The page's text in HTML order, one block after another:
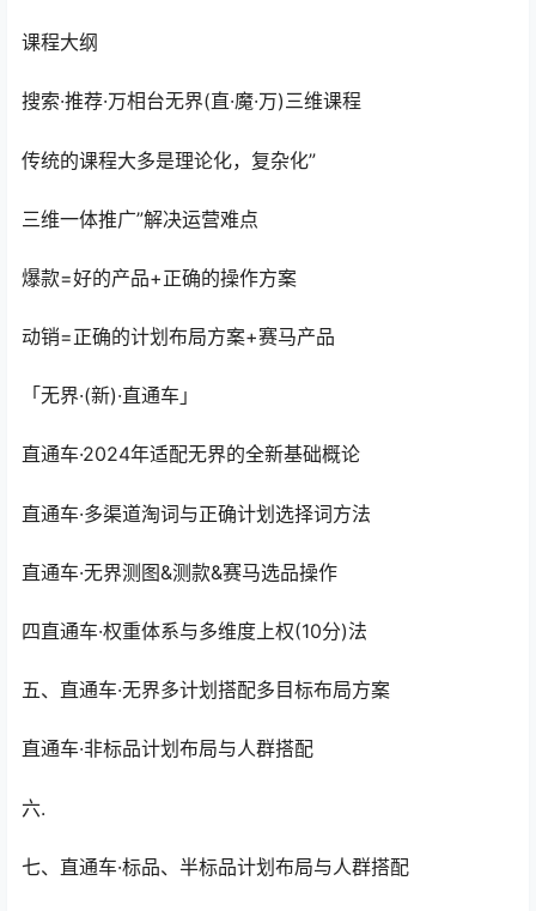
课程大纲
搜索·推荐·万相台无界(直·魔·万)三维课程
传统的课程大多是理论化，复杂化”
三维一体推广”解决运营难点
爆款=好的产品+正确的操作方案
动销=正确的计划布局方案+赛马产品
「无界·(新)·直通车」
直通车·2024年适配无界的全新基础概论
直通车·多渠道淘词与正确计划选择词方法
直通车·无界测图&测款&赛马选品操作
四直通车·权重体系与多维度上权(10分)法
五、直通车·无界多计划搭配多目标布局方案
直通车·非标品计划布局与人群搭配
六.
七、直通车·标品、半标品计划布局与人群搭配